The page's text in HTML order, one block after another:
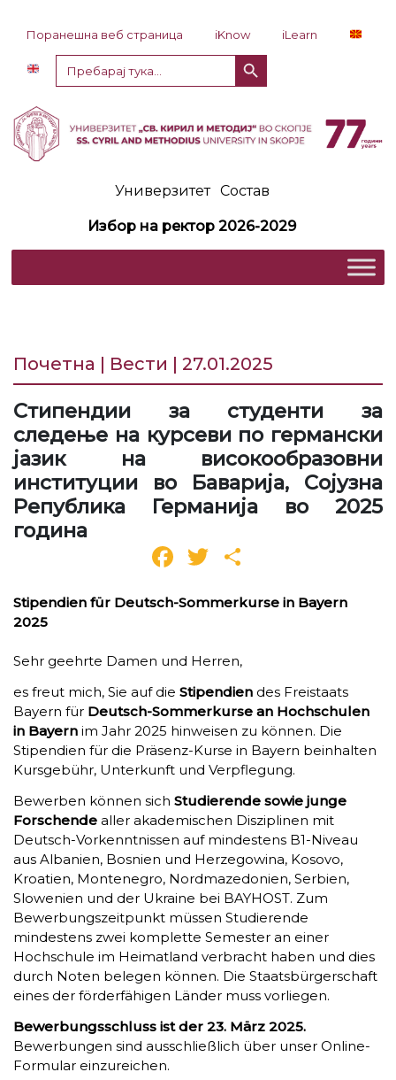
Поранешна веб страница iKnow
iLearn
Пребарај
за:
Копче за пребарување
Универзитет Состав
Избор на ректор 2026-2029
Почетна | Вести | 27.01.2025
Стипендии за студенти за
следење на курсеви по германски
јазик на високообразовни
институции во Баварија, Сојузна
Република Германија во 2025
година
Facebook
Twitter
Stipendien für Deutsch-Sommerkurse in Bayern
2025
Sehr geehrte Damen und Herren,
es freut mich, Sie auf die Stipendien des Freistaats
Bayern für Deutsch-Sommerkurse an Hochschulen
in Bayern im Jahr 2025 hinweisen zu können. Die
Stipendien für die Präsenz-Kurse in Bayern beinhalten
Kursgebühr, Unterkunft und Verpflegung.
Bewerben können sich Studierende sowie junge
Forschende aller akademischen Disziplinen mit
Deutsch-Vorkenntnissen auf mindestens B1-Niveau
aus Albanien, Bosnien und Herzegowina, Kosovo,
Kroatien, Montenegro, Nordmazedonien, Serbien,
Slowenien und der Ukraine bei BAYHOST. Zum
Bewerbungszeitpunkt müssen Studierende
mindestens zwei komplette Semester an einer
Hochschule im Heimatland verbracht haben und dies
durch Noten belegen können. Die Staatsbürgerschaft
eines der förderfähigen Länder muss vorliegen.
Bewerbungsschluss ist der 23. März 2025.
Bewerbungen sind ausschließlich über unser Online-
Formular einzureichen.